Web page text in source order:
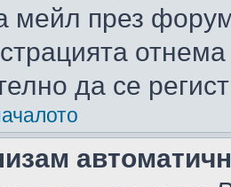
мейл през
да се